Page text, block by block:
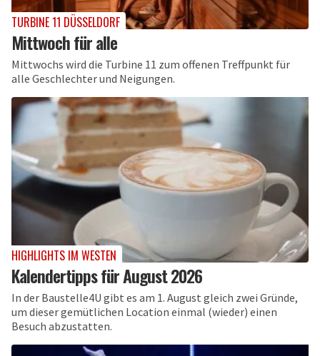
TURBINE 11 DÜSSELDORF
Mittwoch für alle
Mittwochs wird die Turbine 11 zum offenen Treffpunkt für
alle Geschlechter und Neigungen.
HIGHLIGHTS IM WESTEN
Kalendertipps für August 2026
In der Baustelle4U gibt es am 1. August gleich zwei Gründe,
um dieser gemütlichen Location einmal (wieder) einen
Besuch abzustatten.